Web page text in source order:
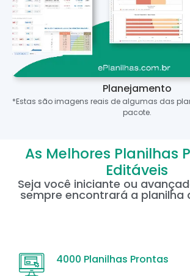
Planejamento
*Estas são imagens reais de algumas das
pacote.
As Melhores Planilhas
Editáveis
Seja você iniciante ou
sempre encontrará a planilha
4000 Planilhas Prontas